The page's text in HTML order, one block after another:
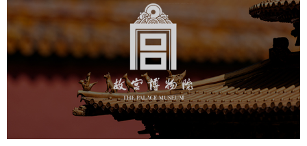
故宫博物院
文化艺术 博物馆 智慧博物馆
博物馆网站建设
景区网站建设
文创商城 万能专题 网站代运营